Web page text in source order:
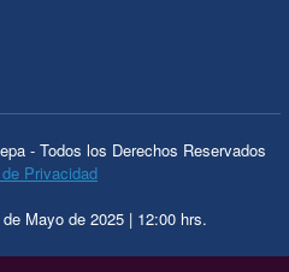
- Todos los Derechos Reservados
Privacidad
Mayo de 2025 | 12:00 hrs.